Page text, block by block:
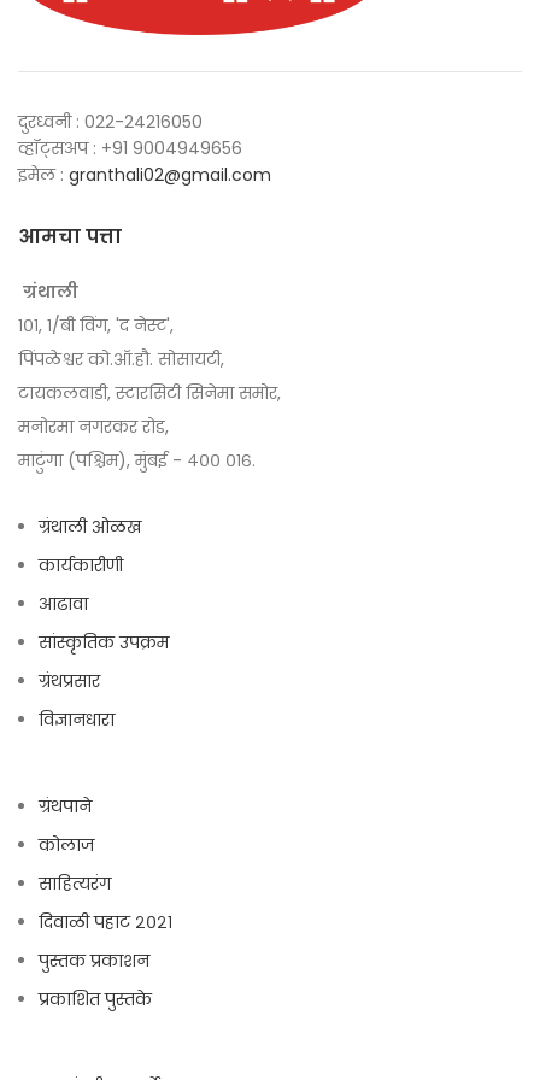
दुरध्वनी : 022-24216050
व्हॉट्सअप : +91 9004949656
इमेल : granthali02@gmail.com
आमचा पत्ता
ग्रंथाली
१०१, १/बी विंग, 'द नेस्ट',
पिंपळेश्वर को.ऑ.हौ. सोसायटी,
टायकलवाडी, स्टारसिटी सिनेमा समोर,
मनोरमा नगरकर रोड,
माटुंगा (पश्चिम), मुंबई - ४०० ०१६.
ग्रंथाली ओळख
कार्यकारीणी
आढावा
सांस्कृतिक उपक्रम
ग्रंथप्रसार
विज्ञानधारा
ग्रंथपाने
कोलाज
साहित्यरंग
दिवाळी पहाट २०२१
पुस्तक प्रकाशन
प्रकाशित पुस्तके